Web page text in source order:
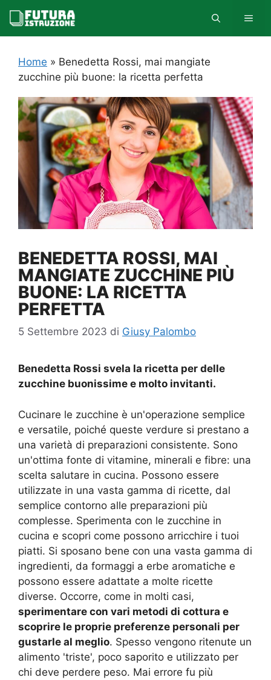
contenuto
Home » Benedetta Rossi, mai mangiate
zucchine più buone: la ricetta perfetta
BENEDETTA ROSSI, MAI
MANGIATE ZUCCHINE PIÙ
BUONE: LA RICETTA
PERFETTA
5 Settembre 2023 di Giusy Palombo
Benedetta Rossi svela la ricetta per delle
zucchine buonissime e molto invitanti.
Cucinare le zucchine è un'operazione semplice
e versatile, poiché queste verdure si prestano a
una varietà di preparazioni consistente. Sono
un'ottima fonte di vitamine, minerali e fibre: una
scelta salutare in cucina. Possono essere
utilizzate in una vasta gamma di ricette, dal
semplice contorno alle preparazioni più
complesse. Sperimenta con le zucchine in
cucina e scopri come possono arricchire i tuoi
piatti. Si sposano bene con una vasta gamma di
ingredienti, da formaggi a erbe aromatiche e
possono essere adattate a molte ricette
diverse. Occorre, come in molti casi,
sperimentare con vari metodi di cottura e
scoprire le proprie preferenze personali per
gustarle al meglio. Spesso vengono ritenute un
alimento 'triste', poco saporito e utilizzato per
chi deve perdere peso. Mai errore fu più